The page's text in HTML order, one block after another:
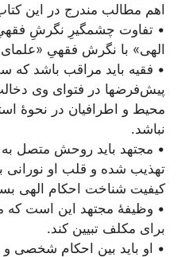
اهم مطالب مندرج در این
• تفاوت چشمگیرِ نگرشِ فقهیِ
الهی» با نگرش فقهیِ
• فقیه باید مراقب باشد
پیش‌فرضها در فتوای وی
محیط و اطرافیان در نحوۀ
نباشد.
• مجتهد باید روحش متصل به
تهذیب شده و قلب او نورانی
کیفیت شناخت احکام الهی
• وظیفۀ مجتهد این است که
برای مکلف تبیین کند.
• او باید بین احکام شخصی